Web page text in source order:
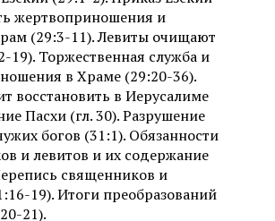
жертвоприношения и
(29:3-11). Левиты очищают
19). Торжественная служба и
в Храме (29:20-36).
восстановить в Иерусалиме
Пасхи (гл. 30). Разрушение
богов (31:1). Обязанности
и левитов и их содержание
священников и
19). Итоги преобразований
21).